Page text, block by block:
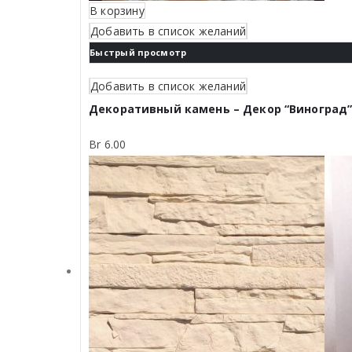
В корзину
Добавить в список желаний
Быстрый просмотр
Добавить в список желаний
Декоративный камень – Декор “Виноград”
Br 6.00